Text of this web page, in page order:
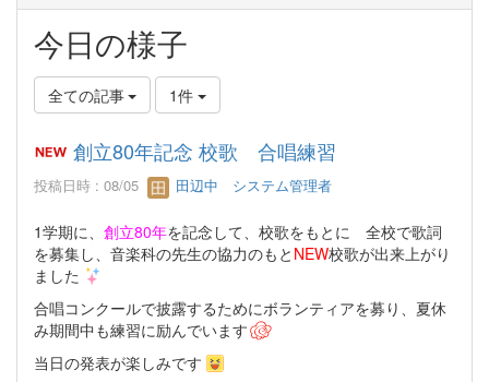
今日の様子
全ての記事 1件
創立80年記念 校歌 合唱練習
投稿日時 : 08/05 田辺中 システム管理者
1学期に、 創立80年を記念して、校歌をもとに 全校で歌詞
を募集し、音楽科の先生の協力のもと NEW校歌が出来上がり
ました
合唱コンクールで披露するためにボランティアを募り、夏休
み期間中も練習に励んでいます
当日の発表が楽しみです